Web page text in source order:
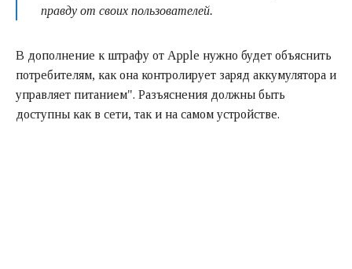
правду от своих пользователей.
В дополнение к штрафу от Apple нужно будет объяснить
потребителям, как она контролирует заряд аккумулятора и
управляет питанием". Разъяснения должны быть
доступны как в сети, так и на самом устройстве.